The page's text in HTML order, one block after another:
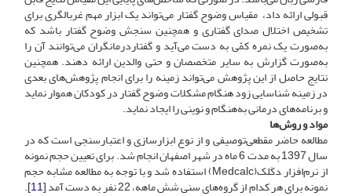
قبولی ارائه داد، مقیاس وضوح گفتار می‌تواند یک ابزار مهم غربالگری برای
تشخیص اختلال صدای گفتاری و همچنین سنجش وضوح گفتار باشد که
به‌صورت یک نمره کمّی به دست می‌آید و گفتاردرمانگران می‌توانند آن را
به‌صورت گزارش به سایر متخصصان و حتی والدین ارائه دهند. همچنین
نتایج حاصل از این پژوهش می‌تواند زمینه را برای انجام پژوهش‌های بعدی
در زمینه شناسایی زود هنگام مشکلات وضوح گفتار در کودکان هموار نماید
و برنامه‌های درمانی به‌هنگام و نوینی را ایجاد نماید.
مواد و روش‌ها
مطالعه حاضر مقطعی‌توصیفی و از نوع ابزارسازی و اعتبارسنجی است که در
سال 1397 به مدت 6 ماه در شهر اصفهان انجام شد. برای تعیین حجم نمونه
از نرم‌افزار ِدکَلک(Medcalc) استفاده شد و با توجه به مطالعه‌ مشابه حجم
نمونه‌ برای هر کدام از گروه‌های سنی شش ماهه، 22 نفر به دست ‌آمد [ 11
].